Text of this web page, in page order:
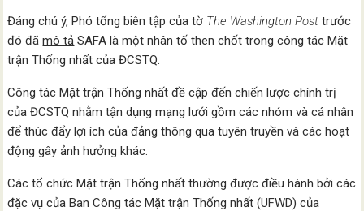
Đáng chú ý, Phó tổng biên tập ​​của tờ The Washington Post trước
đó đãmô tả SAFA là một nhân tố then chốt trong công tác Mặt
trận Thống nhất của ĐCSTQ.
Công tác Mặt trận Thống nhất đề cập đến chiến lược chính trị
của ĐCSTQ nhằm tận dụng mạng lưới gồm các nhóm và cá nhân
để thúc đẩy lợi ích của đảng thông qua tuyên truyền và các hoạt
động gây ảnh hưởng khác.
Các tổ chức Mặt trận Thống nhất thường được điều hành bởi các
đặc vụ của Ban Công tác Mặt trận Thống nhất (UFWD) của